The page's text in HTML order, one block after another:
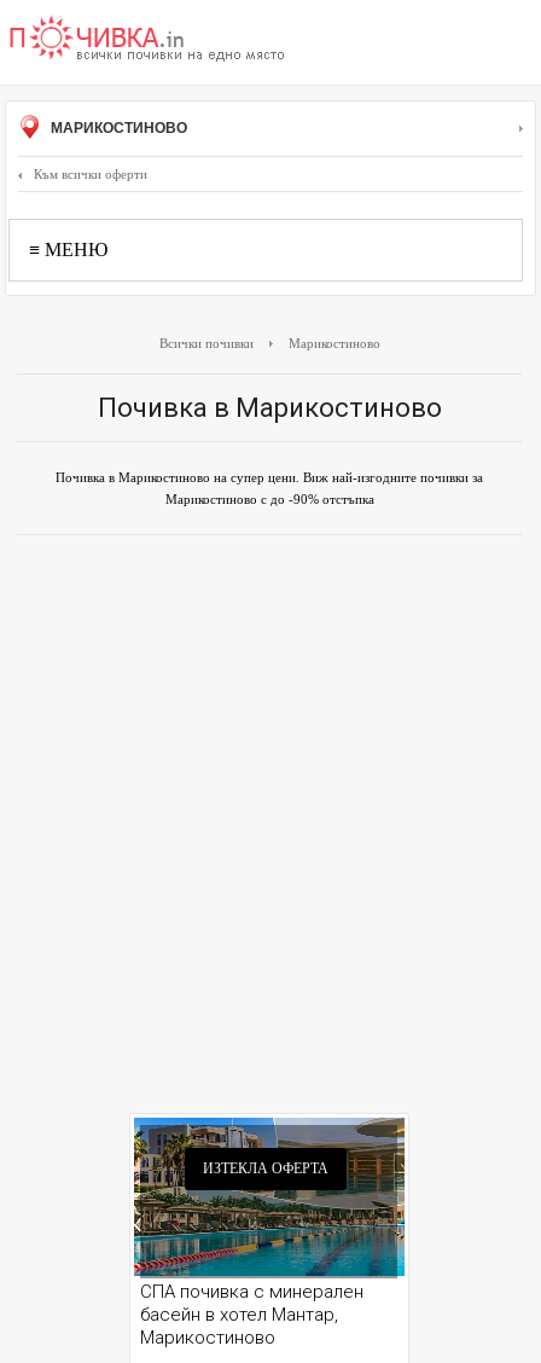
МАРИКОСТИНОВО
Към всички оферти
≡ МЕНЮ
Всички почивки Марикостиново
Почивка в Марикостиново
Почивка в Марикостиново на супер цени. Виж най-изгодните почивки за
Марикостиново с до -90% отстъпка
ИЗТЕКЛА ОФЕРТА
СПА почивка с минерален
басейн в хотел Мантар,
Марикостиново